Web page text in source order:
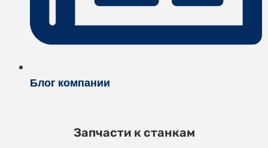
Блог компании
Запчасти к станкам